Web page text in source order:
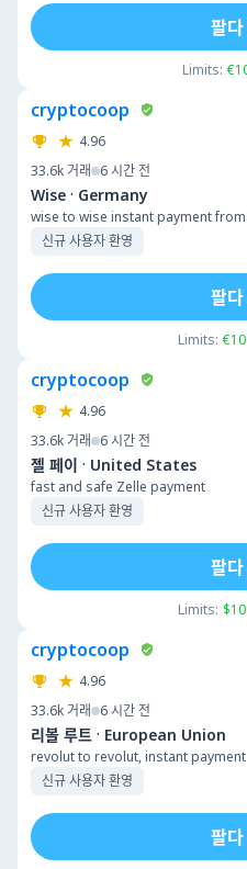
Limits:
팔다
cryptocoop
4.96
33.6k 거래 6 시간 전
Wise · Germany
wise to wise instant payment
신규 사용자 환영
Limits:
팔다
cryptocoop
4.96
33.6k 거래 6 시간 전
젤 페이 · United States
fast and safe Zelle payment
신규 사용자 환영
Limits:
팔다
cryptocoop
4.96
33.6k 거래 6 시간 전
리볼 루트 · European Union
revolut to revolut, instant payment
신규 사용자 환영
팔다